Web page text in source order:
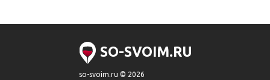
SO-SVOIM.RU
so-svoim.ru © 2026